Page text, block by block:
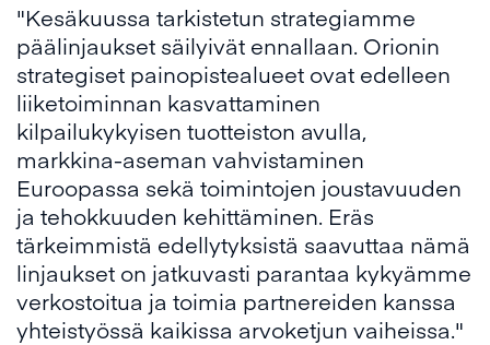
"Kesäkuussa tarkistetun strategiamme
päälinjaukset säilyivät ennallaan. Orionin
strategiset painopistealueet ovat edelleen
liiketoiminnan kasvattaminen
kilpailukykyisen tuotteiston avulla,
markkina-aseman vahvistaminen
Euroopassa sekä toimintojen joustavuuden
ja tehokkuuden kehittäminen. Eräs
tärkeimmistä edellytyksistä saavuttaa nämä
linjaukset on jatkuvasti parantaa kykyämme
verkostoitua ja toimia partnereiden kanssa
yhteistyössä kaikissa arvoketjun vaiheissa."